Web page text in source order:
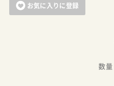
お気に入りに登録
数量